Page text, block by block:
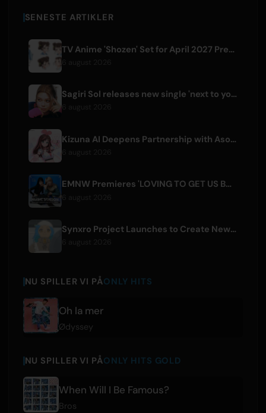
SENESTE ARTIKLER
TV Anime 'Shozen' Set for April 2027 Premiere on Fuji TV
Sagiri Sol releases new single 'next to your love' after hiatus
Kizuna AI Deepens Partnership with Asobisystem Ahead of 10th Anniversary World Tour
EMNW Premieres 'LOVING TO GET US BY' Music Video on August 7
Synxro Project Launches to Create New IP from Fictional Anime Openings
NU SPILLER VI PÅONLY HITS
Oh la mer
Ødyssey
NU SPILLER VI PÅONLY HITS GOLD
When Will I Be Famous?
Bros